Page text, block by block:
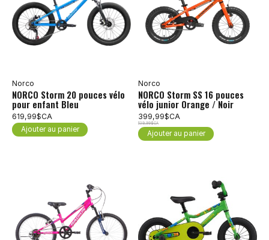
Norco
NORCO Storm 20 pouces vélo
pour enfant Bleu
619,99$CA
Ajouter au panier
Norco
NORCO Storm SS 16 pouces
vélo junior Orange / Noir
399,99$CA
539,99$CA
Ajouter au panier